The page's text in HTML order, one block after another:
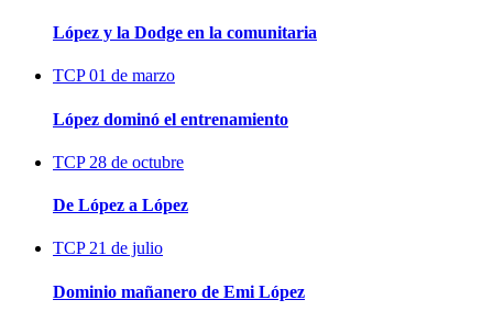
López y la Dodge en la comunitaria
TCP01 de marzo
López dominó el entrenamiento
TCP28 de octubre
De López a López
TCP21 de julio
Dominio mañanero de Emi López